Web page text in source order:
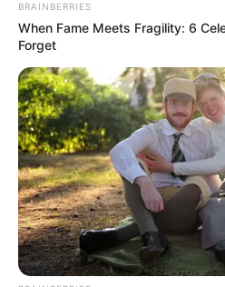
ACTIVAR AHORA
TEMAS DESTACADOS
CORTES DE LUZ EN
EL CARMEN DE BOLÍVAR
ALCALDÍA DE
FEMINICIDIO
BRAINBERRIES
When Fame Meets Fragility: 6
Forget